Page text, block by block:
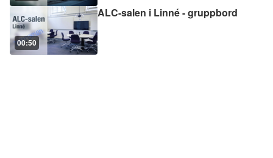
00:50
ALC-salen i Linné - gruppbord